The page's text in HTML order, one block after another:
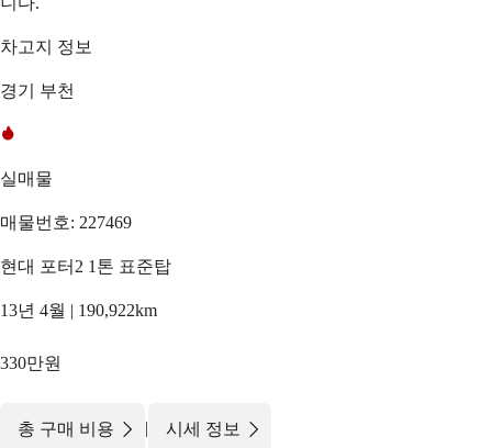
차고지 정보
경기 부천
실매물
매물번호: 227469
현대 포터2 1톤 표준탑
13년 4월 | 190,922km
330만원
총 구매 비용 | 시세 정보